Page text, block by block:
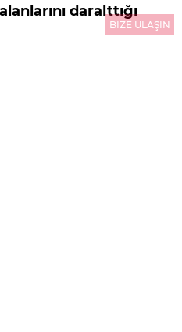
daralttığı
BİZE ULAŞIN